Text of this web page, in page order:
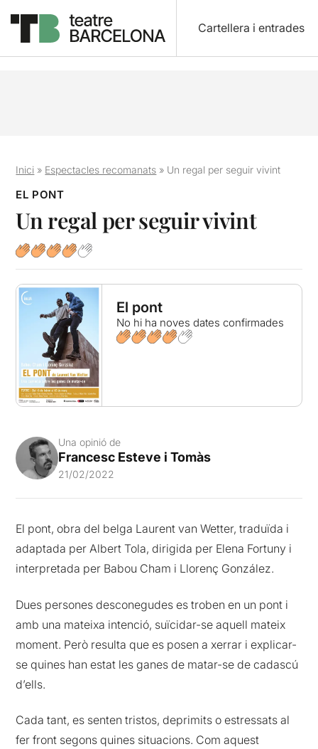
Cartellera i entrades
Inici » Espectacles recomanats » Un regal per seguir vivint
EL PONT
Un regal per seguir vivint
El pont
No hi ha noves dates confirmades
Una opinió de
Francesc Esteve i Tomàs
21/02/2022
El pont, obra del belga Laurent van Wetter, traduïda i
adaptada per Albert Tola, dirigida per Elena Fortuny i
interpretada per Babou Cham i Llorenç González.
Dues persones desconegudes es troben en un pont i
amb una mateixa intenció, suïcidar-se aquell mateix
moment. Però resulta que es posen a xerrar i explicar-
se quines han estat les ganes de matar-se de cadascú
d’ells.
Cada tant, es senten tristos, deprimits o estressats al
fer front segons quines situacions. Com aquest